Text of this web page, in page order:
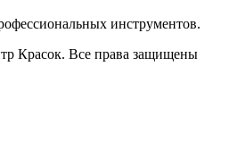
инструментов.
Красок. Все права защищены